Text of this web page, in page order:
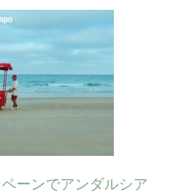
ーンでアンダルシア